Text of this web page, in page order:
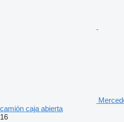
camión caja abierta
16